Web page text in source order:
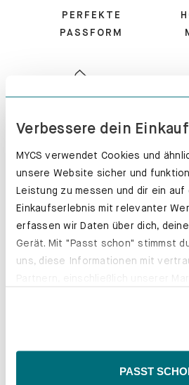
Verbessere dein
MYCS verwendet Cookies und
unsere Website sicher und
Leistung zu messen und dir ein
Einkaufserlebnis mit relevanter
erfassen wir Daten über dich,
Gerät. Mit "Passt schon" stimmst
uns, diese Informationen mit
der EU, beispielsweise in den
Inhalte eingeschränkt sein könnten.
PASST
So
PASSFORM
KUNDENSERVICE